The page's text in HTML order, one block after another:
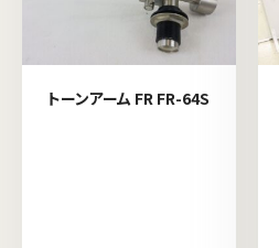
トーンアーム FR FR-64S